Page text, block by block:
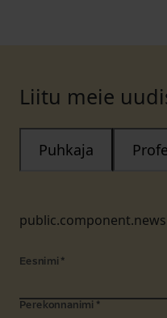
Liitu meie
Puhkaja
Eesnimi *
Perekonnanimi *